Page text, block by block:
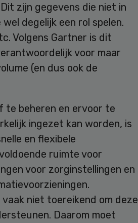
zijn gegevens die niet in
degelijk een rol spelen.
Volgens Gartner is dit
voor maar
(en dus ook de
te beheren en ervoor te
ingezet kan worden, is
en flexibele
ruimte voor
voor zorginstellingen en
niet toereikend om deze
Daarom moet